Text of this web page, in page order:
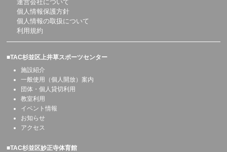
運営会社について
個人情報保護方針
個人情報の取扱について
利用規約
■TAC杉並区上井草スポーツセンター
施設紹介
一般使用（個人開放）案内
団体・個人貸切利用
教室利用
イベント情報
お知らせ
アクセス
■TAC杉並区妙正寺体育館